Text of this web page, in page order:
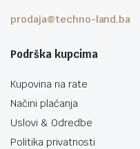
prodaja@techno-land.ba
Podrška kupcima
Kupovina na rate
Načini plaćanja
Uslovi & Odredbe
Politika privatnosti